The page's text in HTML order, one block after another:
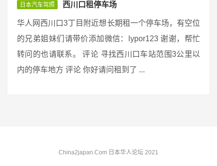
日本汽车驾照 西川口租停车场
华人网西川口3丁目附近想长期租一个停车场，有空位
的兄弟姐妹们请带价添加微信：lypor123 谢谢，帮忙
转问的也请联系。 评论 寻找西川口车站范围3公里以
内的停车地方 评论 你好请问租到了 ...
China2japan.Com 日本华人论坛 2021